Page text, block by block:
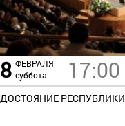
8 ФЕВРАЛЯ
суббота
17:00
ДОСТОЯНИЕ РЕСПУБЛИКИ